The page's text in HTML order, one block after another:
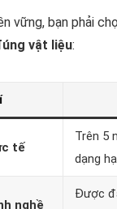
vững, bạn phải
vật liệu:
tế
Trên 5
dạng
nghề
Được